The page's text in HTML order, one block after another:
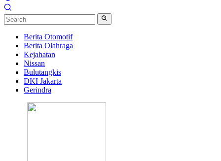
Berita Otomotif
Berita Olahraga
Kejahatan
Nissan
Bulutangkis
DKI Jakarta
Gerindra